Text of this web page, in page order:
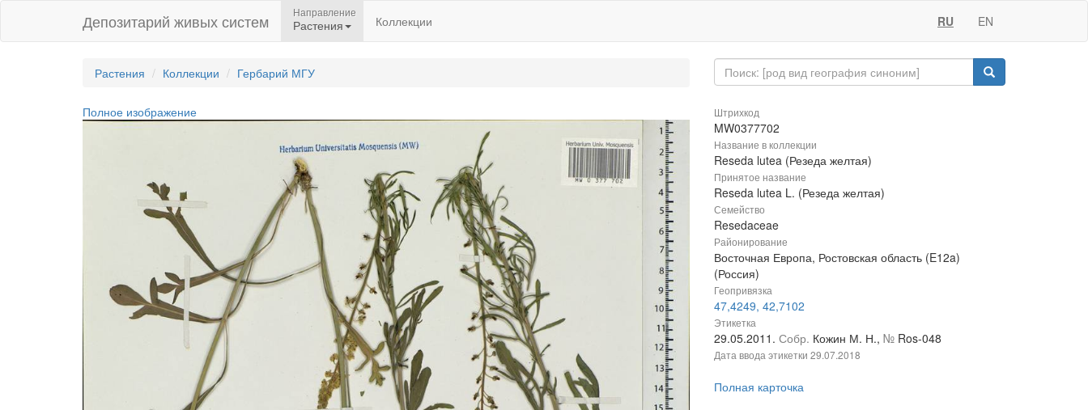
Депозитарий живых систем Направление
Растения Коллекции RU EN
Растения Коллекции Гербарий МГУ
Полное изображение Штрихкод
MW0377702
Название в коллекции
Reseda lutea (Резеда желтая)
Принятое название
Reseda lutea L. (Резеда желтая)
Семейство
Resedaceae
Районирование
Восточная Европа, Ростовская область (E12a)
(Россия)
Геопривязка
47,4249, 42,7102
Этикетка
29.05.2011. Собр. Кожин М. Н., № Ros-048
Дата ввода этикетки 29.07.2018
Полная карточка